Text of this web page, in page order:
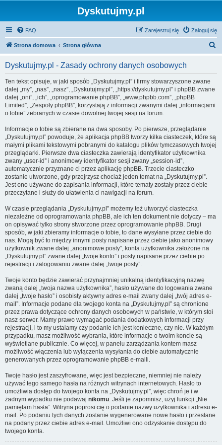
Dyskutujmy.pl
FAQ Zaloguj się
Zarejestruj się
Strona domowa Strona główna
Dyskutujmy.pl - Zasady ochrony danych osobowych
Ten tekst opisuje, w jaki sposób „Dyskutujmy.pl” i firmy stowarzyszone zwane
dalej „my”, „nas”, „nasz”, „Dyskutujmy.pl”, „https://dyskutujmy.pl” i phpBB zwane
dalej „oni”, „ich”, „oprogramowanie phpBB”, „www.phpbb.com”, „phpBB
Limited”, „Zespoły phpBB”, korzystają z informacji zwanymi dalej „informacjami
o tobie” zebranych w czasie dowolnej twojej sesji na forum.
Informacje o tobie są zbierane na dwa sposoby. Po pierwsze, przeglądanie
„Dyskutujmy.pl” powoduje, że aplikacja phpBB tworzy kilka ciasteczek, które są
małymi plikami tekstowymi pobranymi do katalogu plików tymczasowych twojej
przeglądarki. Pierwsze dwa ciasteczka zawierają identyfikator użytkownika
zwany „user-id” i anonimowy identyfikator sesji zwany „session-id”,
automatycznie przyznane ci przez aplikację phpBB. Trzecie ciasteczko
zostanie utworzone, gdy przejrzysz chociaż jeden temat na „Dyskutujmy.pl”.
Jest ono używane do zapisania informacji, które tematy zostały przez ciebie
przeczytane i służy do ułatwienia ci nawigacji na forum.
W czasie przeglądania „Dyskutujmy.pl” możemy też utworzyć ciasteczka
niezależne od oprogramowania phpBB, ale ich ten dokument nie dotyczy – ma
on opisywać tylko strony stworzone przez oprogramowanie phpBB. Drugi
sposób, w jaki zbieramy informacje o tobie, to dane wysyłane przez ciebie do
nas. Mogą być to między innymi posty napisane przez ciebie jako anonimowy
użytkownik zwane dalej „anonimowe posty”, konta użytkownika założone na
„Dyskutujmy.pl” zwane dalej „twoje konto” i posty napisane przez ciebie po
rejestracji i zalogowaniu zwane dalej „twoje posty”.
Twoje konto będzie zawierać przynajmniej unikalną identyfikacyjną nazwę
zwaną dalej „twoja nazwa użytkownika”, hasło używane do logowania zwane
dalej „twoje hasło” i osobisty aktywny adres e-mail zwany dalej „twój adres e-
mail”. Informacje podane dla twojego konta na „Dyskutujmy.pl” są chronione
przez prawa dotyczące ochrony danych osobowych w państwie, w którym stoi
nasz serwer. Mamy prawo wymagać podania dodatkowych informacji przy
rejestracji, i to my ustalamy czy podanie ich jest konieczne, czy nie. W każdym
przypadku, masz możliwość wybrania, które informacje o twoim koncie są
wyświetlane publicznie. Co więcej, w panelu zarządzania kontem masz
możliwość włączenia lub wyłączenia wysyłania do ciebie automatycznie
generowanych przez oprogramowanie phpBB e-maili.
Twoje hasło jest zaszyfrowane, więc jest bezpieczne, niemniej nie należy
używać tego samego hasła na różnych witrynach internetowych. Hasło to
umożliwia dostęp do twojego konta na „Dyskutujmy.pl”, więc chroń je i w
żadnym wypadku nie podawaj nikomu. Jeśli je zapomnisz, użyj funkcji „Nie
pamiętam hasła”. Witryna poprosi cię o podanie nazwy użytkownika i adresu e-
mail. Po podaniu tych danych zostanie wygenerowane nowe hasło i przesłane
na podany przez ciebie adres e-mail. Umożliwi ono odzyskanie dostępu do
twojego konta.